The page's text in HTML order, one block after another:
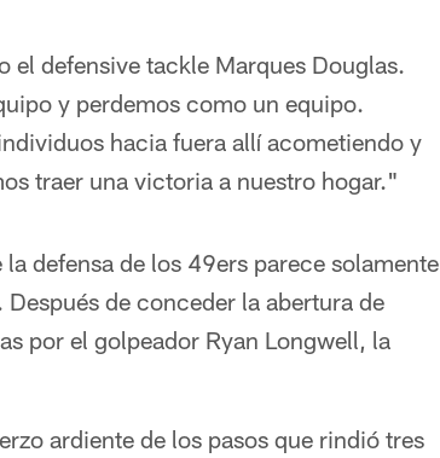
el defensive tackle Marques Douglas.
y perdemos como un equipo.
hacia fuera allí acometiendo y
traer una victoria a nuestro hogar."
defensa de los 49ers parece solamente
de conceder la abertura de
por el golpeador Ryan Longwell, la
ardiente de los pasos que rindió tres